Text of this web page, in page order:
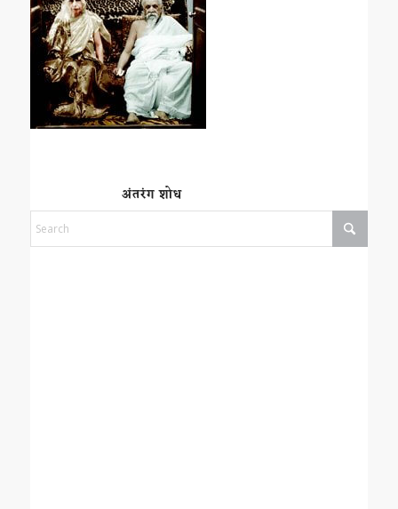
अंतरंग शोध